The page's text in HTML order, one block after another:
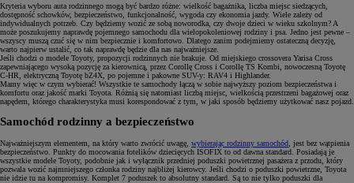
Kryteria wyboru auta rodzinnego mogą być bardzo różne: wielkość bagażnika, liczba miejsc siedzących,
dostępność schowków, bezpieczeństwo, funkcjonalność, wygoda czy ekonomia jazdy. Wiele zależy od
indywidualnych potrzeb. Czy będziemy wozić ze sobą noworodka, czy dwoje dzieci w wieku szkolnym? A
może poszukujemy naprawdę pojemnego samochodu dla wielopokoleniowej rodziny i psa. Jedno jest pewne –
wszyscy muszą czuć się w nim bezpiecznie i komfortowo. Dlatego zanim podejmiemy ostateczną decyzję,
warto najpierw ustalić, co tak naprawdę będzie dla nas najważniejsze.
Jeśli chodzi o modele Toyoty, propozycji rodzinnych nie brakuje. Od miejskiego crossovera Yarisa Cross
zapewniającego wysoką pozycję za kierownicą, przez Corollę Cross i Corollę TS Kombi, nowoczesną Toyotę
C-HR, elektryczną Toyotę bZ4X, po pojemne i pakowne SUV-y: RAV4 i Highlander.
Mamy więc w czym wybierać! Wszystkie te samochody łączą w sobie najwyższy poziom bezpieczeństwa i
komfortu oraz jakość marki Toyota. Różnią się natomiast liczbą miejsc, wielkością przestrzeni bagażowej oraz
napędem, którego charakterystyka musi korespondować z tym, w jaki sposób będziemy użytkować nasz pojazd.
Samochód rodzinny a bezpieczeństwo
Najważniejszym elementem, na który warto zwrócić uwagę, wybierając rodzinny samochód , jest bez wątpienia
bezpieczeństwo. Punkty do mocowania fotelików dziecięcych ISOFIX to od dawna standard. Posiadają je
wszystkie modele Toyoty, podobnie jak i wyłącznik przedniej poduszki powietrznej pasażera z przodu, który
pozwala wozić najmniejszego członka rodziny najbliżej kierowcy. Jeśli chodzi o poduszki powietrzne, Toyota
nie idzie tu na kompromisy. Komplet 7 poduszek to absolutny standard. Są to nie tylko poduszki dla